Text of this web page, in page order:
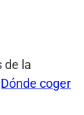
de la
coger